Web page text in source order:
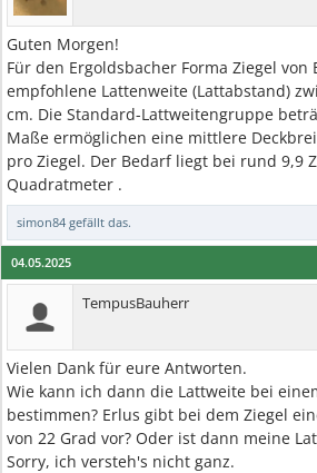
Guten Morgen!
Für den Ergoldsbacher Forma Ziegel von
empfohlene Lattenweite (Lattabstand)
cm. Die Standard-Lattweitengruppe
Maße ermöglichen eine mittlere
pro Ziegel. Der Bedarf liegt bei rund 9,9
Quadratmeter .
simon84 gefällt das.
04.05.2025
TempusBauherr
Vielen Dank für eure Antworten.
Wie kann ich dann die Lattweite bei
bestimmen? Erlus gibt bei dem Ziegel
von 22 Grad vor? Oder ist dann meine
Sorry, ich versteh's nicht ganz.